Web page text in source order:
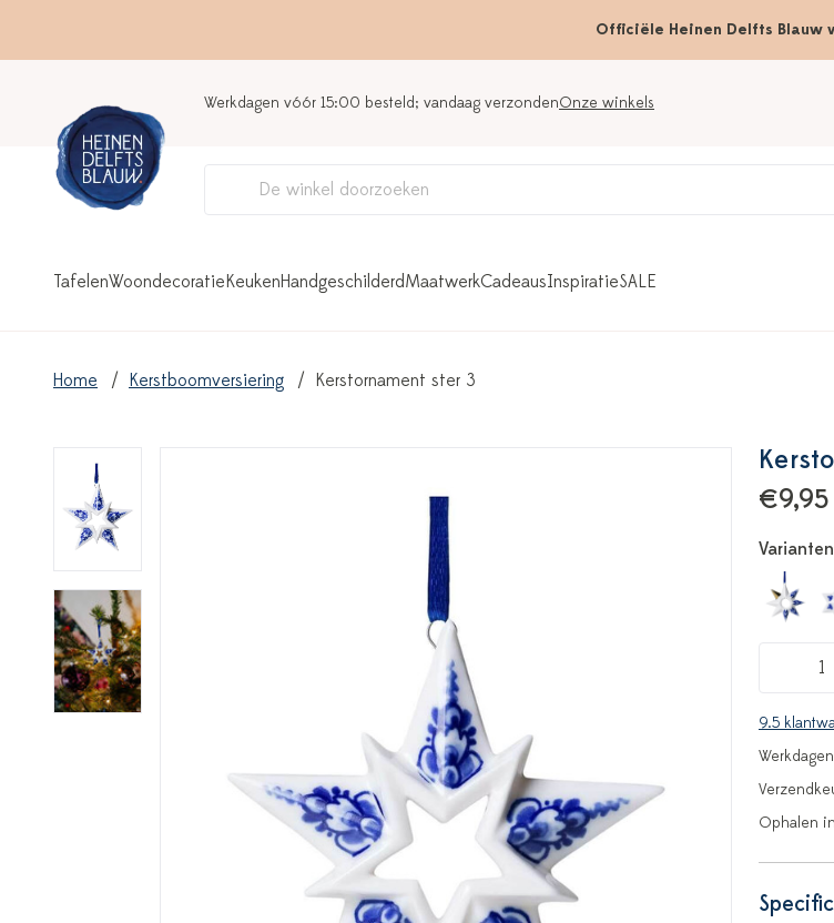
Officiële Heinen Delfts Blauw
Werkdagen vóór 15:00 besteld; vandaag verzondenOnze winkels
TafelenWoondecoratieKeukenHandgeschilderdMaatwerkCadeausInspiratieSALE
Home Kerstboomversiering Kerstornament ster 3
€9,95
9.5
Ophalen